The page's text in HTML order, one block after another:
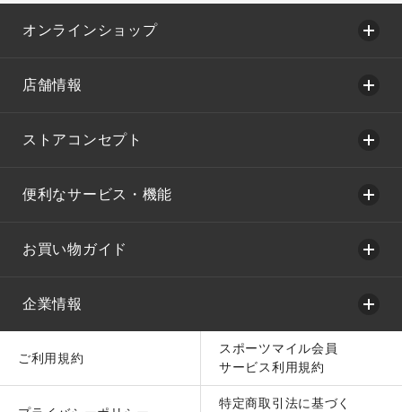
オンラインショップ
店舗情報
ストアコンセプト
便利なサービス・機能
お買い物ガイド
企業情報
ご利用規約
スポーツマイル会員
サービス利用規約
特定商取引法に基づく